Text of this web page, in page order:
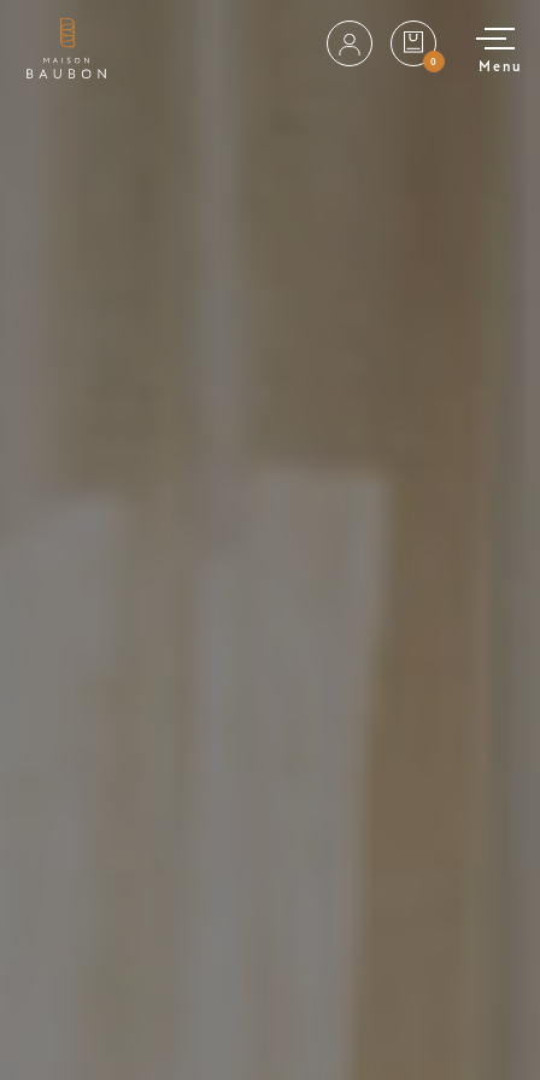
0 Menu